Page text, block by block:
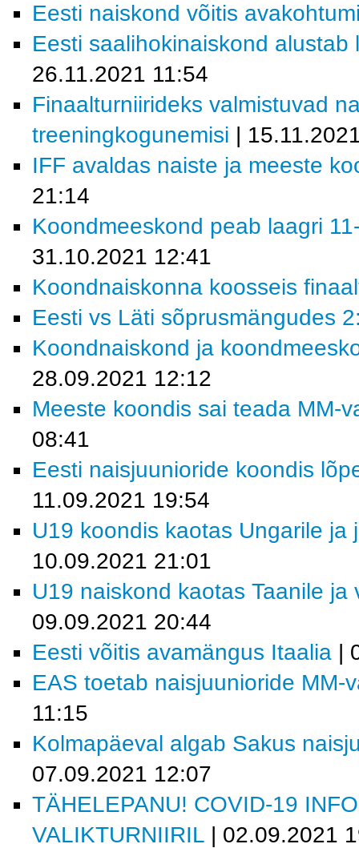
Eesti naiskond võitis
Eesti saalihokinaiskond
26.11.2021 11:54
Finaalturniirideks valmistuvad
treeningkogunemisi |
IFF avaldas naiste ja meeste
21:14
Koondmeeskond peab laagri
31.10.2021 12:41
Koondnaiskonna koosseis
Eesti vs Läti sõprusmängudes
Koondnaiskond ja
28.09.2021 12:12
Meeste koondis sai teada MM-
08:41
Eesti naisjuunioride koondis
11.09.2021 19:54
U19 koondis kaotas Ungarile ja
10.09.2021 21:01
U19 naiskond kaotas Taanile
09.09.2021 20:44
Eesti võitis avamängus Itaalia |
EAS toetab naisjuunioride MM-
11:15
Kolmapäeval algab Sakus
07.09.2021 12:07
TÄHELEPANU! COVID-19
VALIKTURNIIRIL | 02.09.2021